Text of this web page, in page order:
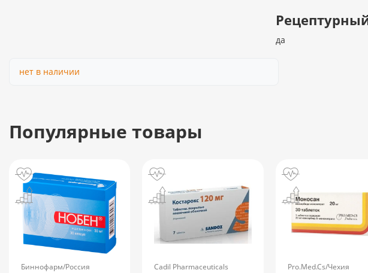
да
нет в наличии
Популярные товары
Биннофарм/Россия
Cadil Pharmaceuticals
Pro.Med.Cs/Чехия